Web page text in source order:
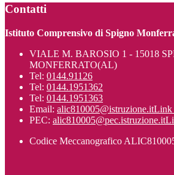
Contatti
Istituto Comprensivo di Spigno
VIALE M. BAROSIO 1 - 15018
MONFERRATO(AL)
Tel: 0144.91126
Tel: 0144.1951362
Tel: 0144.1951363
Email: alic810005@istruzione.itLink
PEC: alic810005@pec.istruzione.it
Codice Meccanografico